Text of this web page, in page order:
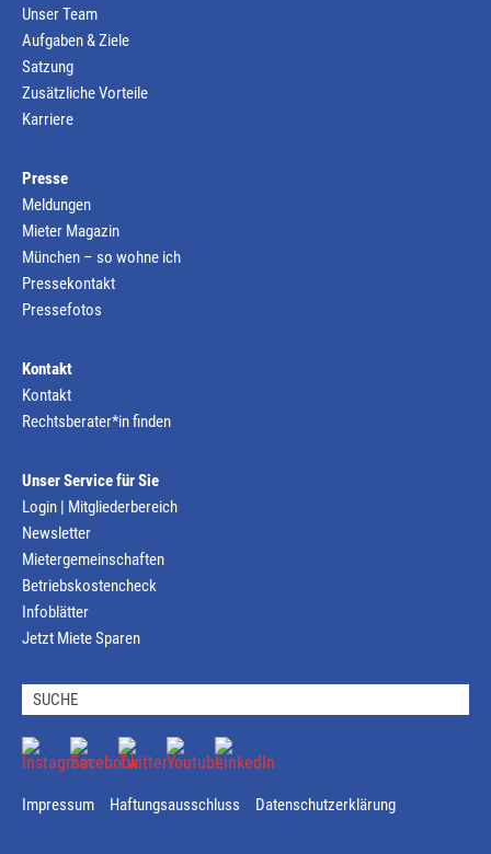
Unser Team
Aufgaben & Ziele
Satzung
Zusätzliche Vorteile
Karriere
Presse
Meldungen
Mieter Magazin
München – so wohne ich
Pressekontakt
Pressefotos
Kontakt
Kontakt
Rechtsberater*in finden
Unser Service für Sie
Login | Mitgliederbereich
Newsletter
Mietergemeinschaften
Betriebskostencheck
Infoblätter
Jetzt Miete Sparen
Impressum Haftungsausschluss Datenschutzerklärung